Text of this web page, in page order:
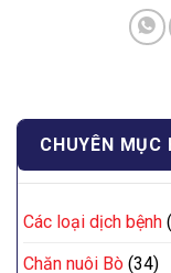
CHUYÊN MỤC
Các loại dịch bệnh
Chăn nuôi Bò (34)